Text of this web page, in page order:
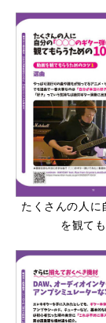
たくさんの人
を観て